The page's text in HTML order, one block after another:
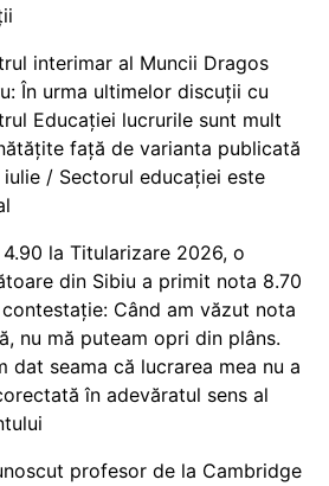
interimar al Muncii Dragos
În urma ultimelor discuții cu
Educației lucrurile sunt mult
față de varianta publicată
iulie / Sectorul educației este
4.90 la Titularizare 2026, o
din Sibiu a primit nota 8.70
Când am văzut nota
nu mă puteam opri din plâns.
dat seama că lucrarea mea nu a
în adevăratul sens al
profesor de la Cambridge